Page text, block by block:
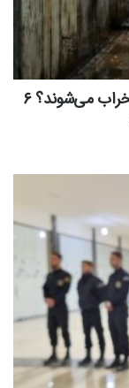
چرا بعضی تجهیزات برق صنعتی خیلی زود خراب می‌شوند؟ ۶